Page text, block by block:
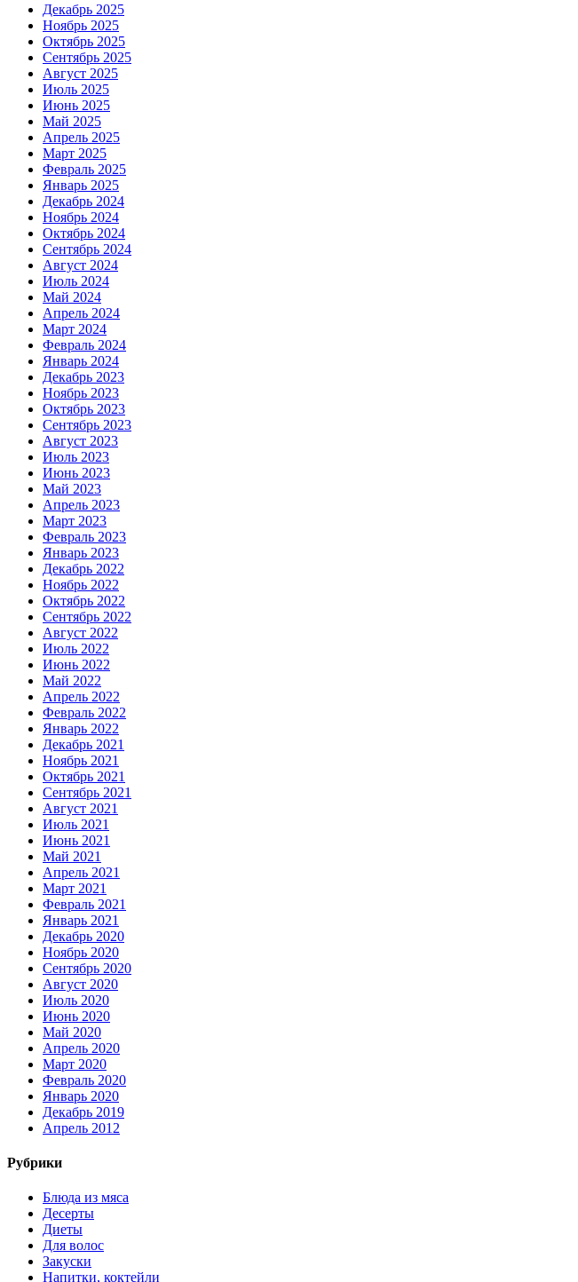
Декабрь 2025
Ноябрь 2025
Октябрь 2025
Сентябрь 2025
Август 2025
Июль 2025
Июнь 2025
Май 2025
Апрель 2025
Март 2025
Февраль 2025
Январь 2025
Декабрь 2024
Ноябрь 2024
Октябрь 2024
Сентябрь 2024
Август 2024
Июль 2024
Май 2024
Апрель 2024
Март 2024
Февраль 2024
Январь 2024
Декабрь 2023
Ноябрь 2023
Октябрь 2023
Сентябрь 2023
Август 2023
Июль 2023
Июнь 2023
Май 2023
Апрель 2023
Март 2023
Февраль 2023
Январь 2023
Декабрь 2022
Ноябрь 2022
Октябрь 2022
Сентябрь 2022
Август 2022
Июль 2022
Июнь 2022
Май 2022
Апрель 2022
Февраль 2022
Январь 2022
Декабрь 2021
Ноябрь 2021
Октябрь 2021
Сентябрь 2021
Август 2021
Июль 2021
Июнь 2021
Май 2021
Апрель 2021
Март 2021
Февраль 2021
Январь 2021
Декабрь 2020
Ноябрь 2020
Сентябрь 2020
Август 2020
Июль 2020
Июнь 2020
Май 2020
Апрель 2020
Март 2020
Февраль 2020
Январь 2020
Декабрь 2019
Апрель 2012
Рубрики
Блюда из мяса
Десерты
Диеты
Для волос
Закуски
Напитки, коктейли